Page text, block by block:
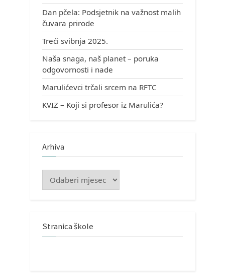
Dan pčela: Podsjetnik na važnost malih
čuvara prirode
Treći svibnja 2025.
Naša snaga, naš planet – poruka
odgovornosti i nade
Marulićevci trčali srcem na RFTC
KVIZ – Koji si profesor iz Marulića?
Arhiva
Arhiva
Stranica škole